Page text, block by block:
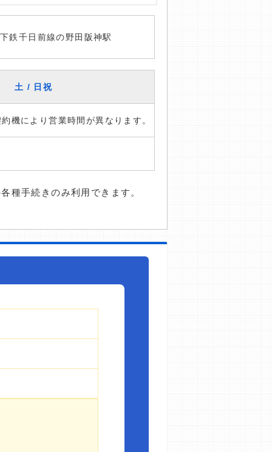
鉄千日前線の野田阪神駅
土 / 日祝
機により営業時間が異なります。
種手続きのみ利用できます。